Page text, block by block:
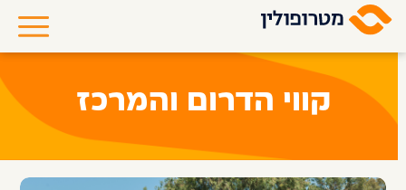
קווי הדרום והמרכז